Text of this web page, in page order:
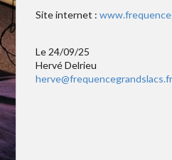
Site internet :
Le 24/09/25
Hervé Delrieu
herve@frequencegrandslacs.fr